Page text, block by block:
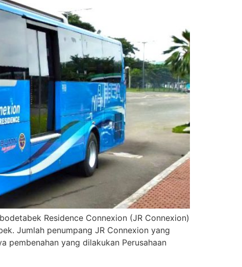
Residence Connexion (JR Connexion)
Jumlah penumpang JR Connexion yang
pembenahan yang dilakukan Perusahaan